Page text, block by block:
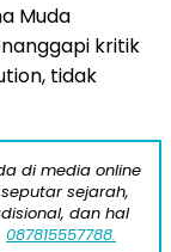
Muda
kritik
tidak
di media online
sejarah,
dan hal
087815557788.